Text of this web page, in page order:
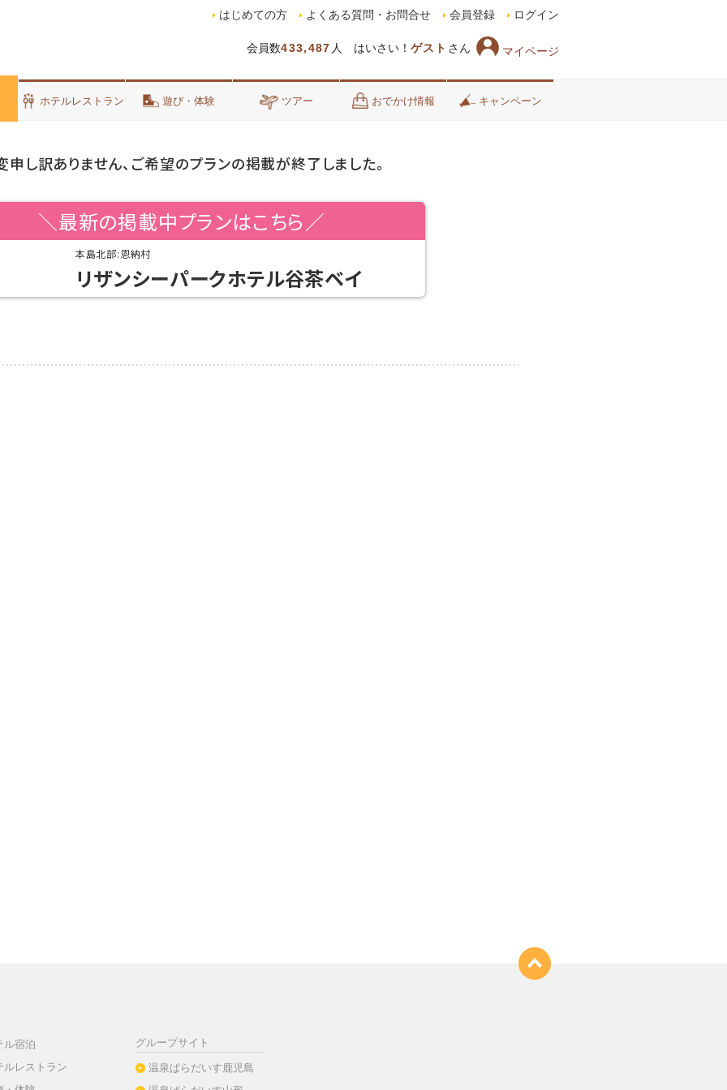
会員数433,487 人 はいさい！ ゲスト さん マイページ
はじめての方 よくある質問・お問合せ 会員登録 ログイン
ホテルレストラン 遊び・体験 ツアー おでかけ情報 キャンペーン
申し訳ありません、ご希望のプランの掲載が終了しました。
＼最新の掲載中プランはこちら／
本島北部:恩納村
リザンシーパークホテル谷茶ベイ
ル宿泊
ルレストラン
グループサイト
温泉ぱらだいす鹿児島